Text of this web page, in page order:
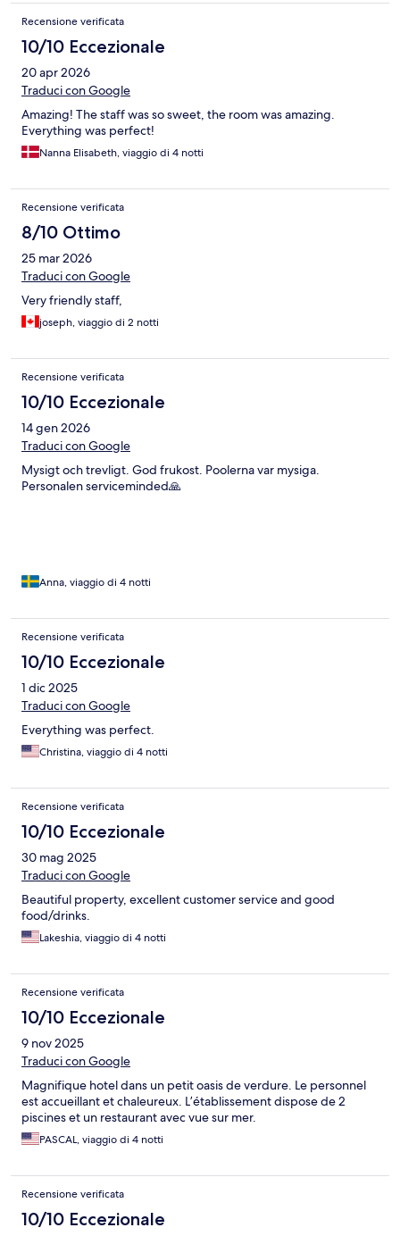
Kendwa o i vari ristorantini sulla costa. Un posto davvero
rilassante !
Recensione verificata
10/10 Eccezionale
20 apr 2026
Traduci con Google
Amazing! The staff was so sweet, the room was amazing.
Everything was perfect!
Nanna Elisabeth, viaggio di 4 notti
Recensione verificata
8/10 Ottimo
25 mar 2026
Traduci con Google
Very friendly staff,
joseph, viaggio di 2 notti
Recensione verificata
10/10 Eccezionale
14 gen 2026
Traduci con Google
Mysigt och trevligt. God frukost. Poolerna var mysiga.
Personalen serviceminded🙏
Anna, viaggio di 4 notti
Recensione verificata
10/10 Eccezionale
1 dic 2025
Traduci con Google
Everything was perfect.
Christina, viaggio di 4 notti
Recensione verificata
10/10 Eccezionale
30 mag 2025
Traduci con Google
Beautiful property, excellent customer service and good
food/drinks.
Lakeshia, viaggio di 4 notti
Recensione verificata
10/10 Eccezionale
9 nov 2025
Traduci con Google
Magnifique hotel dans un petit oasis de verdure. Le personnel
est accueillant et chaleureux. L’établissement dispose de 2
piscines et un restaurant avec vue sur mer.
PASCAL, viaggio di 4 notti
Recensione verificata
10/10 Eccezionale